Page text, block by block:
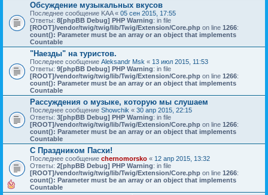
Обсуждение музыкальных вкусов
Последнее сообщение KAA« 05 сен 2015, 17:55
Ответы: 8[phpBB Debug] PHP Warning: in file
[ROOT]/vendor/twig/twig/lib/Twig/Extension/Core.php on line 1266:
count(): Parameter must be an array or an object that implements
Countable
"Наезды" на туристов.
Последнее сообщение Aleksandr Msk « 13 июл 2015, 11:53
Ответы: 9[phpBB Debug] PHP Warning: in file
[ROOT]/vendor/twig/twig/lib/Twig/Extension/Core.php on line 1266:
count(): Parameter must be an array or an object that implements
Countable
Рассуждения о музыке, которую мы слушаем
Последнее сообщение Showchik « 30 апр 2015, 22:15
Ответы: 3[phpBB Debug] PHP Warning: in file
[ROOT]/vendor/twig/twig/lib/Twig/Extension/Core.php on line 1266:
count(): Parameter must be an array or an object that implements
Countable
С Праздником Пасхи!
Последнее сообщение chernomorsko « 12 апр 2015, 13:32
Ответы: 2[phpBB Debug] PHP Warning: in file
[ROOT]/vendor/twig/twig/lib/Twig/Extension/Core.php on line 1266:
count(): Parameter must be an array or an object that implements
Countable